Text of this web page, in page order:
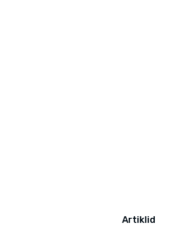
Artiklid